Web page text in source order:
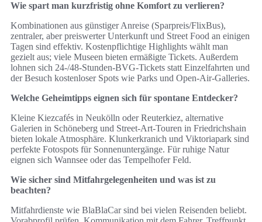
Wie spart man kurzfristig ohne Komfort zu verlieren?
Kombinationen aus günstiger Anreise (Sparpreis/FlixBus),
zentraler, aber preiswerter Unterkunft und Street Food an einigen
Tagen sind effektiv. Kostenpflichtige Highlights wählt man
gezielt aus; viele Museen bieten ermäßigte Tickets. Außerdem
lohnen sich 24‑/48‑Stunden‑BVG‑Tickets statt Einzelfahrten und
der Besuch kostenloser Spots wie Parks und Open‑Air‑Galleries.
Welche Geheimtipps eignen sich für spontane Entdecker?
Kleine Kiezcafés in Neukölln oder Reuterkiez, alternative
Galerien in Schöneberg und Street‑Art‑Touren in Friedrichshain
bieten lokale Atmosphäre. Klunkerkranich und Viktoriapark sind
perfekte Fotospots für Sonnenuntergänge. Für ruhige Natur
eignen sich Wannsee oder das Tempelhofer Feld.
Wie sicher sind Mitfahrgelegenheiten und was ist zu
beachten?
Mitfahrdienste wie BlaBlaCar sind bei vielen Reisenden beliebt.